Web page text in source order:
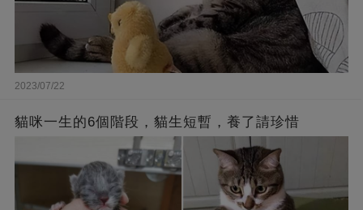
2023/07/22
貓咪一生的6個階段，貓生短暫，養了請珍惜